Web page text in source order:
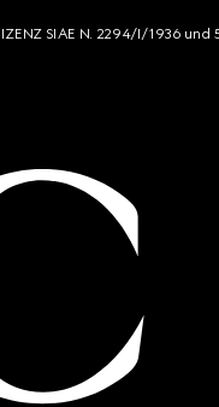
SIAE N. 2294/I/1936 und